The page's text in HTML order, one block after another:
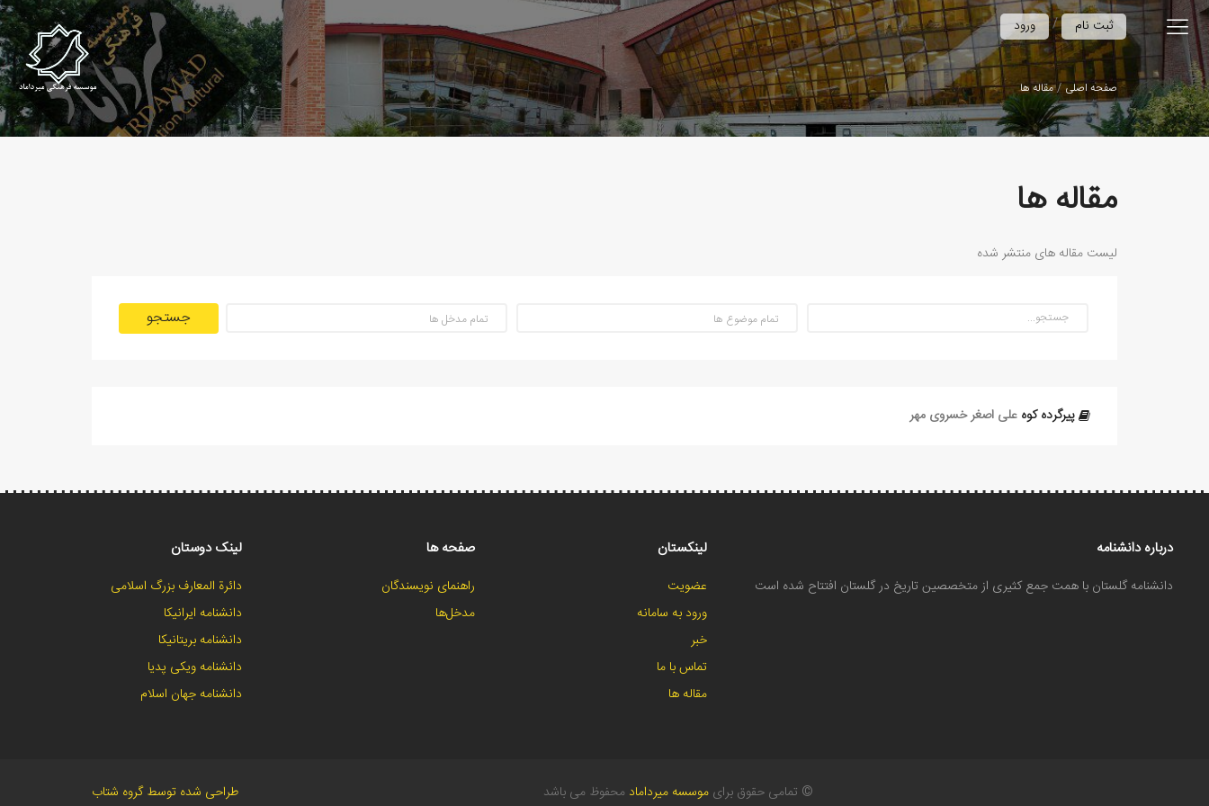
ورود / ثبت نام
صفحه اصلی مقاله ها
مقاله ها
لیست مقاله های منتشر شده
جستجو
پیرگرده کوه علی‏ اصغر خسروی مهر
درباره دانشنامه
دانشنامه گلستان با همت جمع کثیری از متخصصین تاریخ در گلستان افتتاح شده است
لینکستان
عضویت
ورود به سامانه
خبر
تماس با ما
مقاله ها
صفحه ها
راهنمای نویسندگان
مدخل‌ها
لینک دوستان
دائرة المعارف بزرگ اسلامی
دانشنامه ایرانیکا
دانشنامه بریتانیکا
دانشنامه ویکی پدیا
دانشنامه جهان اسلام
طراحی شده توسط گروه شتاب © تمامی حقوق برای موسسه میرداماد محفوظ می باشد